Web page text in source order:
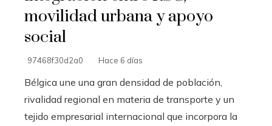
movilidad urbana y apoyo
social
97468f30d2a0 Hace 6 días
Bélgica une una gran densidad de población,
rivalidad regional en materia de transporte y un
tejido empresarial internacional que incorpora la